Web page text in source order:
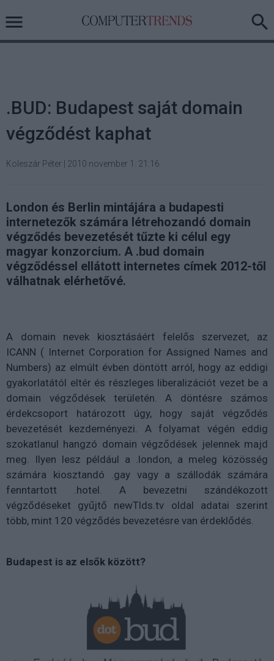
.BUD: Budapest saját domain
végződést kaphat
Koleszár Péter 2010 november 1. 21:16
London és Berlin mintájára a budapesti
internetezők számára létrehozandó domain
végződés bevezetését tűzte ki célul egy
magyar konzorcium. A .bud domain
végződéssel ellátott internetes címek 2012-től
válhatnak elérhetővé.
A domain nevek kiosztásáért felelős szervezet, az
ICANN ( Internet Corporation for Assigned Names and
Numbers) az elmúlt évben döntött arról, hogy az eddigi
gyakorlatától eltér és részleges liberalizációt vezet be a
domain végződések területén. A döntésre számos
érdekcsoport határozott úgy, hogy saját végződés
bevezetését kezdeményezi. A folyamat végén eddig
szokatlanul hangzó domain végződések jelennek majd
meg. Ilyen lesz például a .london, a meleg közösség
számára kiosztandó .gay vagy a szállodák számára
fenntartott .hotel. A bevezetni szándékozott
végződéseket gyűjtő newTlds.tv oldal adatai szerint
több, mint 120 végződés bevezetésre van érdeklődés.
Budapest is az elsők között?